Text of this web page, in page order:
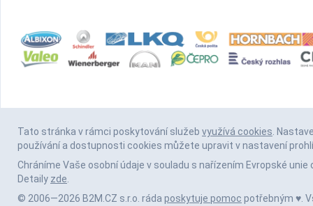
Tato stránka v rámci poskytování služeb využívá cookies.
používání a dostupnosti cookies můžete upravit v nastavení
Chráníme Vaše osobní údaje v souladu s nařízením Evropské unie
Detaily zde.
© 2006—2026 B2M.CZ s.r.o. ráda poskytuje pomoc potřebným ♥️.